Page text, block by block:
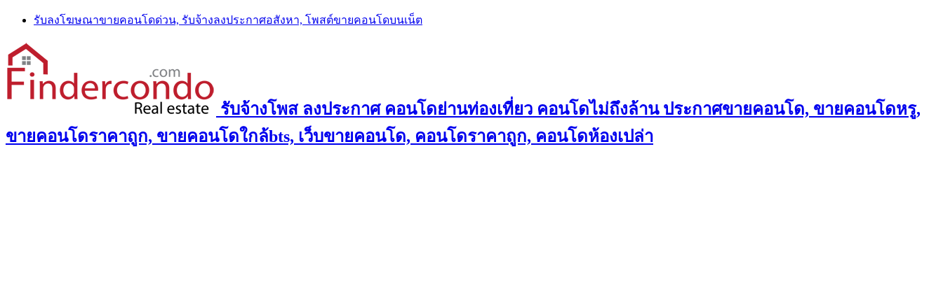
Skip
content
รับลงโฆษณาขายคอนโดด่วน, รับจ้างลงประกาศอสังหา, โพสต์ขายคอนโดบนเน็ต
รับจ้างโพส ลงประกาศ คอนโดย่านท่องเที่ยว คอนโดไม่ถึงล้าน ประกาศขายคอนโด, ขายคอนโดหรู,
ขายคอนโดราคาถูก, ขายคอนโดใกล้bts, เว็บขายคอนโด, คอนโดราคาถูก, คอนโดห้องเปล่า